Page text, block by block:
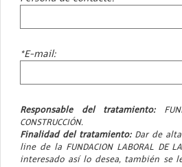
*E-mail:
Responsable del tratamiento:
CONSTRUCCIÓN.
Finalidad del tratamiento:Dar de
line de la FUNDACION LABORAL DE
interesado así lo desea, también se